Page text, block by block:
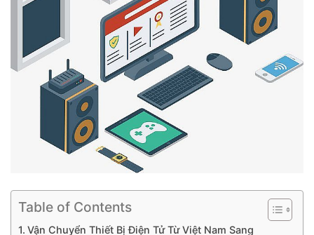
Table of Contents
Vận Chuyển Thiết Bị Điện Tử Từ Việt Nam Sang